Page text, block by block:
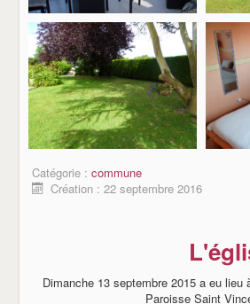
Catégorie : commune
Création : 22 septembre 2016
Dimanche 13 septembre 2015 a eu
Paroisse Saint